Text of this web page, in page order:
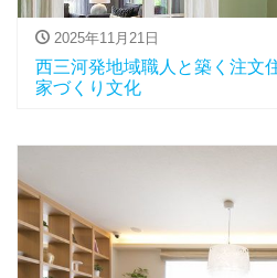
2025年11月21日
西三河発地域職人と築く注文
家づくり文化